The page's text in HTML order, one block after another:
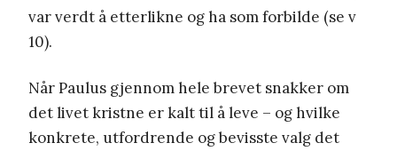
var verdt å etterlikne og ha som forbilde (se v
10).
Når Paulus gjennom hele brevet snakker om
det livet kristne er kalt til å leve – og hvilke
konkrete, utfordrende og bevisste valg det